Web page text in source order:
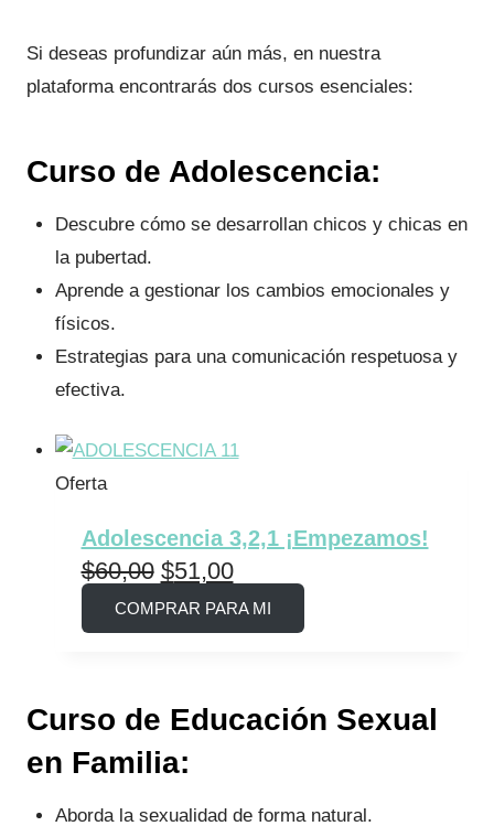
Si deseas profundizar aún más, en nuestra
plataforma encontrarás dos cursos esenciales:
Curso de Adolescencia:
Descubre cómo se desarrollan chicos y chicas en
la pubertad.
Aprende a gestionar los cambios emocionales y
físicos.
Estrategias para una comunicación respetuosa y
efectiva.
OfertaP
o
d
u
o
n
o
Adolescencia 3,2,1 ¡Empezamos!
$60,00 E
l
$51,00E
l
COMPRAR PARA MI
Curso de Educación Sexual
en Familia:
Aborda la sexualidad de forma natural.